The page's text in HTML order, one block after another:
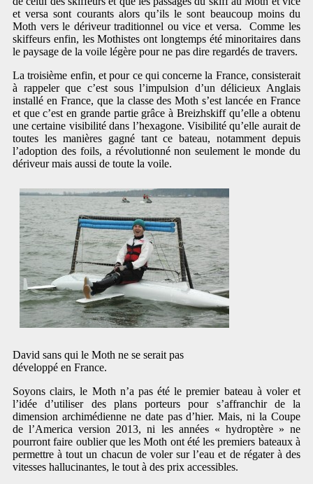
et versa sont courants alors qu’ils le sont beaucoup moins du
Moth vers le dériveur traditionnel ou vice et versa. Comme les
skiffeurs enfin, les Mothistes ont longtemps été minoritaires dans
le paysage de la voile légère pour ne pas dire regardés de travers.
La troisième enfin, et pour ce qui concerne la France, consisterait
à rappeler que c’est sous l’impulsion d’un délicieux Anglais
installé en France, que la classe des Moth s’est lancée en France
et que c’est en grande partie grâce à Breizhskiff qu’elle a obtenu
une certaine visibilité dans l’hexagone. Visibilité qu’elle aurait de
toutes les manières gagné tant ce bateau, notamment depuis
l’adoption des foils, a révolutionné non seulement le monde du
dériveur mais aussi de toute la voile.
David sans qui le Moth ne se serait pas
développé en France.
Soyons clairs, le Moth n’a pas été le premier bateau à voler et
l’idée d’utiliser des plans porteurs pour s’affranchir de la
dimension archimédienne ne date pas d’hier. Mais, ni la Coupe
de l’America version 2013, ni les années « hydroptère » ne
pourront faire oublier que les Moth ont été les premiers bateaux à
permettre à tout un chacun de voler sur l’eau et de régater à des
vitesses hallucinantes, le tout à des prix accessibles.